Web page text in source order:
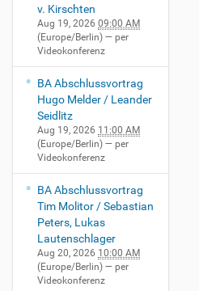
v. Kirschten
Aug 19, 2026 09:00 AM
(Europe/Berlin) — per
Videokonferenz
BA Abschlussvortrag
Hugo Melder / Leander
Seidlitz
Aug 19, 2026 11:00 AM
(Europe/Berlin) — per
Videokonferenz
BA Abschlussvortrag
Tim Molitor / Sebastian
Peters, Lukas
Lautenschlager
Aug 20, 2026 10:00 AM
(Europe/Berlin) — per
Videokonferenz